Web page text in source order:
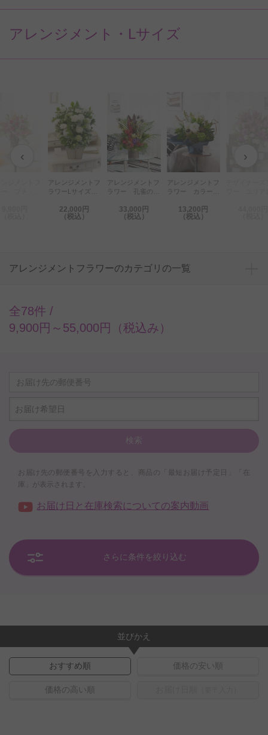
アレンジメント・Lサイズ
‹ ›
アレンジメントフ
ラワーLサイズ
Coolness（グリ
ーン・白系）
22,000円
（税込）
アレンジメントフ
ラワー 孔雀の羽
て シック（Lサ
イズ）
33,000円
（税込）
アレンジメントフ
ラワー カラー
13,200円
（税込）
アレンジメントフラワーのカテゴリの一覧
全78件 /
9,900円～55,000円（税込み）
お届け希望日
検索
お届け先の郵便番号を入力すると、商品の「最短お届け予定日」「在
庫」が表示されます。
お届け日と在庫検索についての案内動画
さらに条件を絞り込む
並びかえ
おすすめ順 価格の安い順
価格の高い順